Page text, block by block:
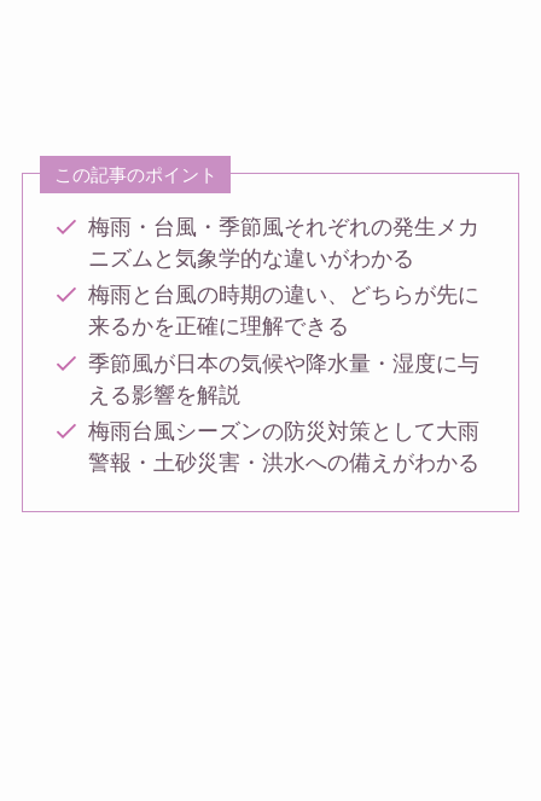
この記事のポイント
梅雨・台風・季節風それぞれの発生メカ
ニズムと気象学的な違いがわかる
梅雨と台風の時期の違い、どちらが先に
来るかを正確に理解できる
季節風が日本の気候や降水量・湿度に与
える影響を解説
梅雨台風シーズンの防災対策として大雨
警報・土砂災害・洪水への備えがわかる